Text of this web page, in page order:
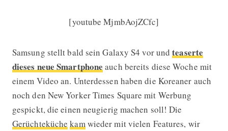
[youtube MjmbAojZCfc]
Samsung stellt bald sein Galaxy S4 vor undteaserte
dieses neue Smartphone auch bereits diese Woche mit
einem Video an. Unterdessen haben die Koreaner auch
noch den New Yorker Times Square mit Werbung
gespickt, die einen neugierig machen soll! Die
Gerüchteküche kam wieder mit vielen Features, wir